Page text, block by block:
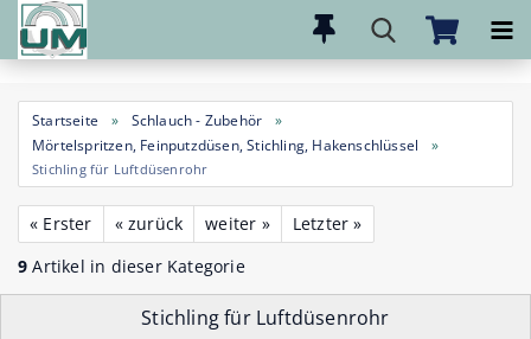
Direkt
Hauptinhalt
Startseite » Schlauch - Zubehör
»
Mörtelspritzen, Feinputzdüsen, Stichling, Hakenschlüssel
»
Stichling für Luftdüsenrohr
« Erster « zurück weiter »
Letzter »
9 Artikel in dieser Kategorie
Stichling für Luftdüsenrohr